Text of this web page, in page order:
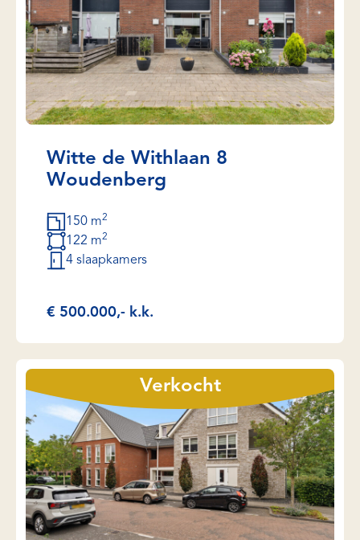
Witte de Withlaan 8
Woudenberg
150 m2
122 m2
4 slaapkamers
€ 500.000,- k.k.
Verkocht